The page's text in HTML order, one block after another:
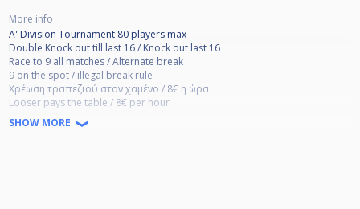
More info
A' Division Tournament 80 players max
Double Knock out till last 16 / Knock out last 16
Race to 9 all matches / Alternate break
9 on the spot / illegal break rule
Χρέωση τραπεζιού στον χαμένο / 8€ η ώρα
Looser pays the table / 8€ per hour
Entry fee
SHOW MORE